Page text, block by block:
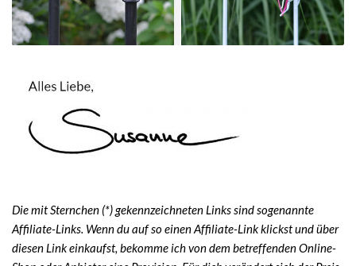
Die mit Sternchen (*) gekennzeichneten Links sind sogenannte
Affiliate-Links. Wenn du auf so einen Affiliate-Link klickst und über
diesen Link einkaufst, bekomme ich von dem betreffenden Online-